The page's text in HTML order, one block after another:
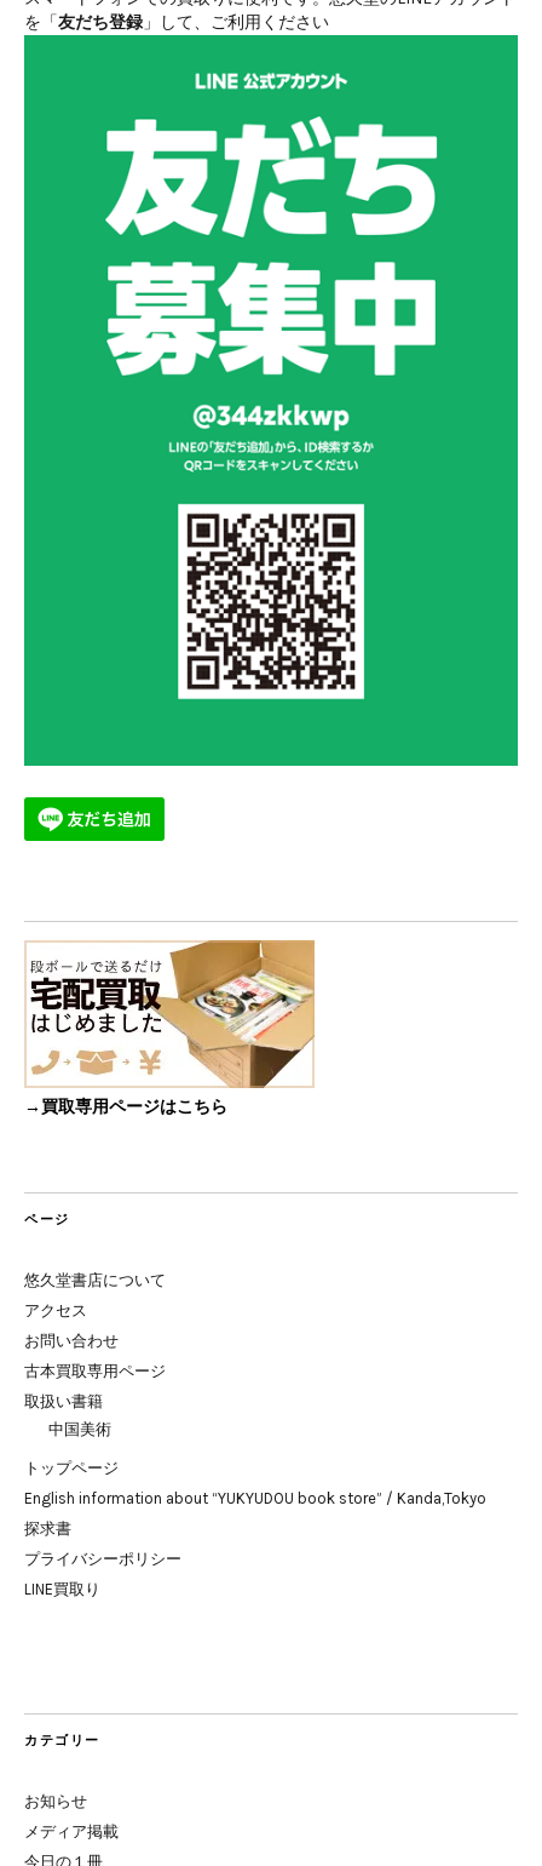
を「友だち登録 」して、ご利用ください
→買取専用ページはこちら
ページ
悠久堂書店について
アクセス
お問い合わせ
古本買取専用ページ
取扱い書籍
中国美術
トップページ
English information about “YUKYUDOU book store” / Kanda,Tokyo
探求書
プライバシーポリシー
LINE買取り
カテゴリー
お知らせ
メディア掲載
今日の１冊